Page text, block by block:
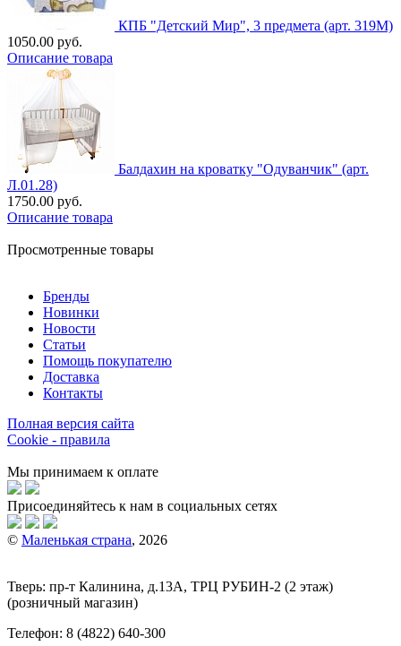
КПБ "Детский Мир", 3 предмета (арт. 319М)
1050.00 руб.
Описание товара
Балдахин на кроватку "Одуванчик" (арт.
Л.01.28)
1750.00 руб.
Описание товара
Просмотренные товары
Бренды
Новинки
Новости
Статьи
Помощь покупателю
Доставка
Контакты
Полная версия сайта
Cookie - правила
Мы принимаем к оплате
Присоединяйтесь к нам в социальных сетях
© Маленькая страна, 2026
Тверь: пр-т Калинина, д.13А, ТРЦ РУБИН-2 (2 этаж)
(розничный магазин)
Телефон: 8 (4822) 640-300